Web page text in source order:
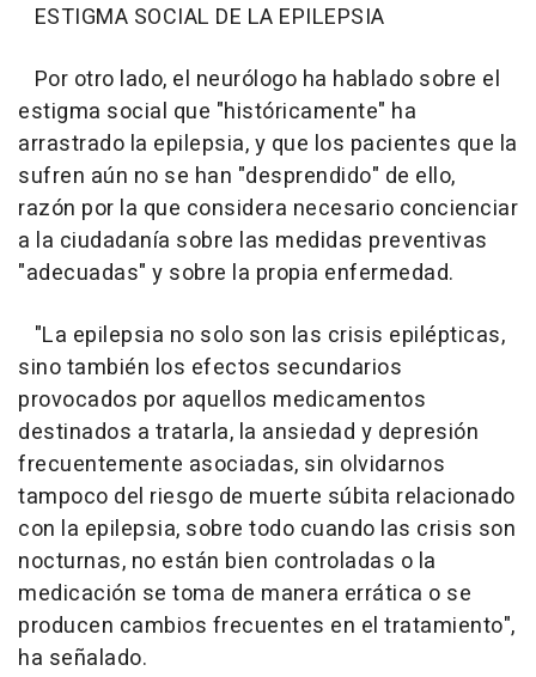
ESTIGMA SOCIAL DE LA EPILEPSIA
Por otro lado, el neurólogo ha hablado sobre el
estigma social que "históricamente" ha
arrastrado la epilepsia, y que los pacientes que la
sufren aún no se han "desprendido" de ello,
razón por la que considera necesario concienciar
a la ciudadanía sobre las medidas preventivas
"adecuadas" y sobre la propia enfermedad.
"La epilepsia no solo son las crisis epilépticas,
sino también los efectos secundarios
provocados por aquellos medicamentos
destinados a tratarla, la ansiedad y depresión
frecuentemente asociadas, sin olvidarnos
tampoco del riesgo de muerte súbita relacionado
con la epilepsia, sobre todo cuando las crisis son
nocturnas, no están bien controladas o la
medicación se toma de manera errática o se
producen cambios frecuentes en el tratamiento",
ha señalado.